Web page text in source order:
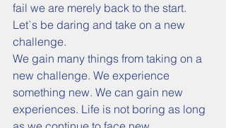
fail we are merely back to the start.
Let`s be daring and take on a new
challenge.
We gain many things from taking on a
new challenge. We experience
something new. We can gain new
experiences. Life is not boring as long